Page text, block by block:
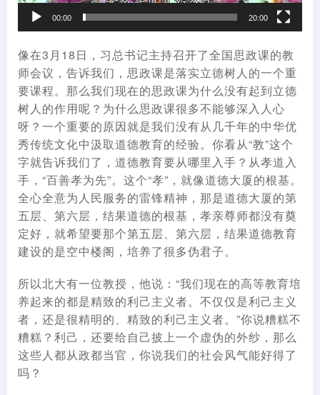
00:00 20:00
像在3月18日，习总书记主持召开了全国思政课的教
师会议，告诉我们，思政课是落实立德树人的一个重
要课程。那么我们现在的思政课为什么没有起到立德
树人的作用呢？为什么思政课很多不能够深入人心
呀？一个重要的原因就是我们没有从几千年的中华优
秀传统文化中汲取道德教育的经验。你看从“教”这个
字就告诉我们了，道德教育要从哪里入手？从孝道入
手，“百善孝为先”。这个“孝”，就像道德大厦的根基。
全心全意为人民服务的雷锋精神，那是道德大厦的第
五层、第六层，结果道德的根基，孝亲尊师都没有奠
定好，就希望要那个第五层、第六层，结果道德教育
建设的是空中楼阁，培养了很多伪君子。
所以北大有一位教授，他说：“我们现在的高等教育培
养起来的都是精致的利己主义者。不仅仅是利己主义
者，还是很精明的、精致的利己主义者。”你说糟糕不
糟糕？利己，还要给自己披上一个虚伪的外纱，那么
这些人都从政都当官，你说我们的社会风气能好得了
吗？